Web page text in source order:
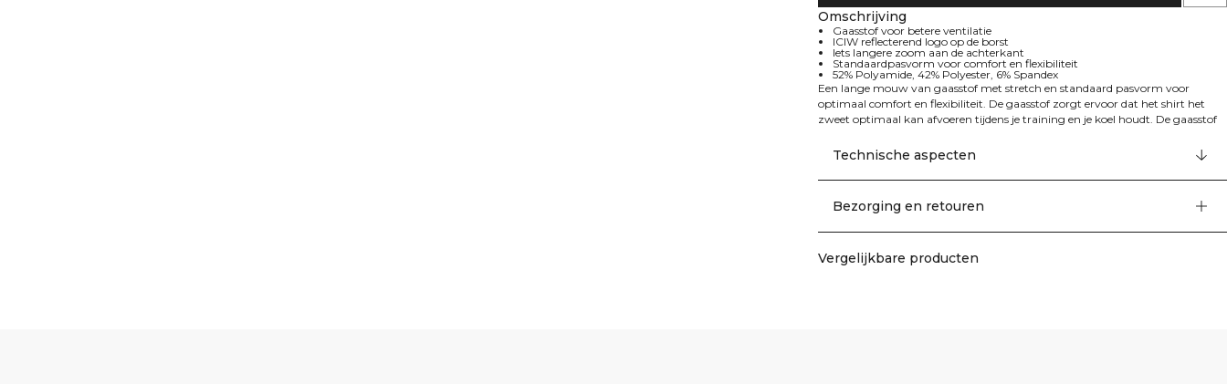
Omschrijving
Gaasstof voor betere ventilatie
ICIW reflecterend logo op de borst
Iets langere zoom aan de achterkant
Standaardpasvorm voor comfort en flexibiliteit
52% Polyamide, 42% Polyester, 6% Spandex
Een lange mouw van gaasstof met stretch en standaard pasvorm voor
optimaal comfort en flexibiliteit. De gaasstof zorgt ervoor dat het shirt het
zweet optimaal kan afvoeren tijdens je training en je koel houdt. De gaasstof
logo op de borst. Het is iets langer op de rug voor extra bedekking. 52%
Polyamide, 42% Polyester, 6% Elastan
Technische aspecten
Bezorging en retouren
Vergelijkbare producten